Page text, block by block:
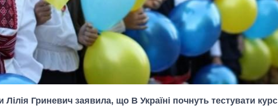
Лілія Гриневич заявила, що В Україні почнуть тестувати курс